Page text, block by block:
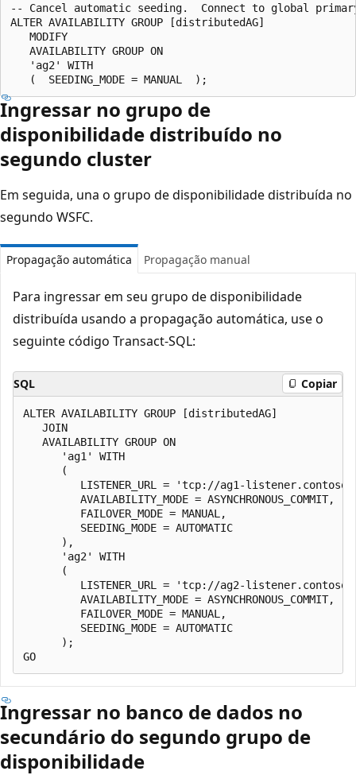
-- Cancel automatic seeding​.  Connect to global
ALTER AVAILABILITY GROUP [distributedAG] ​
   MODIFY ​
   AVAILABILITY GROUP ON ​
   'ag2' WITH ​
Ingressar no grupo de
disponibilidade distribuído no
segundo cluster
Em seguida, una o grupo de disponibilidade distribuída no
segundo WSFC.
Propagação automática Propagação manual
Para ingressar em seu grupo de disponibilidade
distribuída usando a propagação automática, use o
seguinte código Transact-SQL:
SQL Copiar
ALTER AVAILABILITY GROUP [distributedAG]
   JOIN
   AVAILABILITY GROUP ON
      'ag1' WITH
      (
LISTENER_URL = 'tcp://ag1-
         AVAILABILITY_MODE = ASYNCHRONOUS_COMMIT,
         FAILOVER_MODE = MANUAL,
         SEEDING_MODE = AUTOMATIC
      ),
      'ag2' WITH
      (
LISTENER_URL = 'tcp://ag2-
         AVAILABILITY_MODE = ASYNCHRONOUS_COMMIT,
         FAILOVER_MODE = MANUAL,
         SEEDING_MODE = AUTOMATIC
      );
Ingressar no banco de dados no
secundário do segundo grupo de
disponibilidade